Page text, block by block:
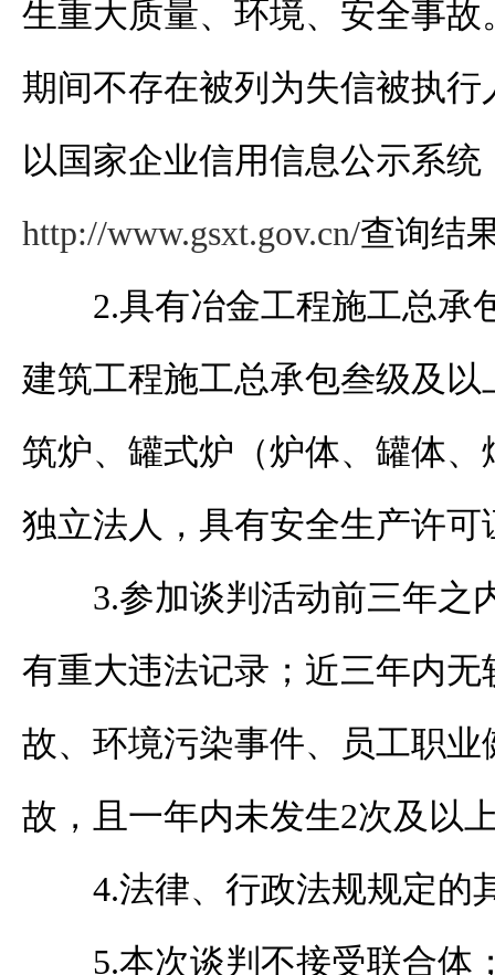
生重大质量、环境、安全事
期间不存在被列为失信被执
以国家企业信用信息公示系统
http://www.gsxt.gov.cn/查询结
2.具有冶金工程施工总承
建筑工程施工总承包叁级及
筑炉、罐式炉（炉体、罐体
独立法人，具有安全生产许可
3.参加谈判活动前三年之
有重大违法记录；近三年内
故、环境污染事件、员工职
故，且一年内未发生2次及以
4.法律、行政法规规定的
5.本次谈判不接受联合体